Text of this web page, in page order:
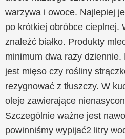
warzywa i owoce. Najlepiej
po krótkiej obróbce cieplnej.
znaleźć białko. Produkty
minimum dwa razy dziennie.
jest mięso czy rośliny
rezygnować z tłuszczy. W
oleje zawierające
Szczególnie ważne jest
powinniśmy wypijać2 litry